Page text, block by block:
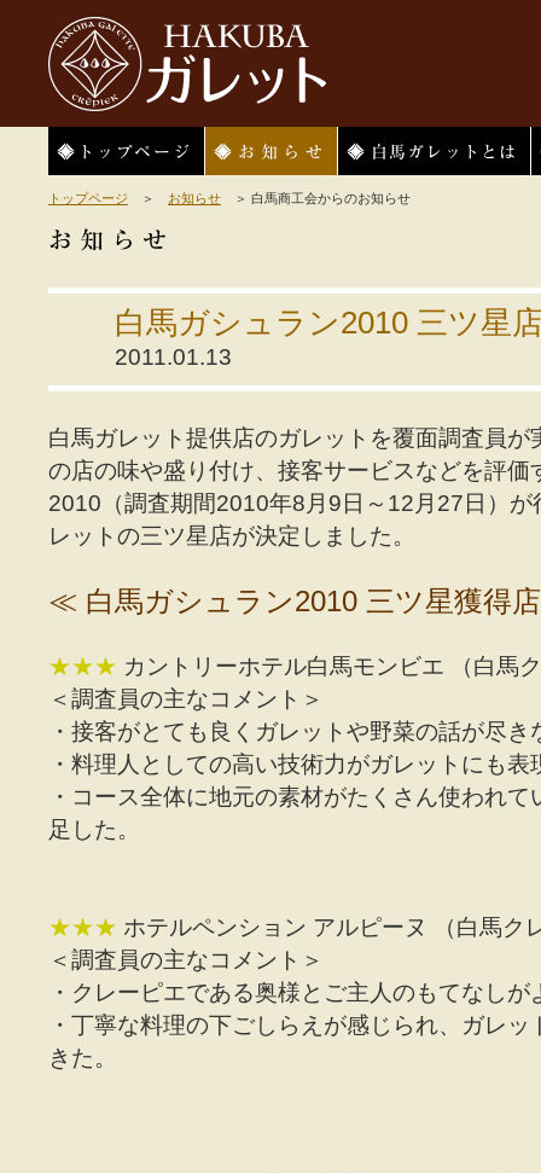
トップページ ＞ お知らせ ＞ 白馬商工会からのお知らせ
白馬ガシュラン2010 三ツ星
2011.01.13
白馬ガレット提供店のガレットを覆面調査員
の店の味や盛り付け、接客サービスなどを評価
2010（調査期間2010年8月9日～12月27日）
レットの三ツ星店が決定しました。
≪ 白馬ガシュラン2010 三ツ星獲得
★★★ カントリーホテル白馬モンビエ （白馬
＜調査員の主なコメント＞
・接客がとても良くガレットや野菜の話が尽
・料理人としての高い技術力がガレットにも表
・コース全体に地元の素材がたくさん使われ
足した。
★★★ ホテルペンション アルピーヌ
（白馬
＜調査員の主なコメント＞
・クレーピエである奥様とご主人のもてなし
・丁寧な料理の下ごしらえが感じられ、ガレ
きた。